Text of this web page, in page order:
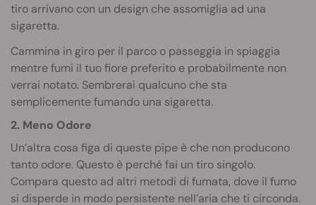
tiro arrivano con un design che assomiglia ad una
sigaretta.
Cammina in giro per il parco o passeggia in spiaggia
mentre fumi il tuo fiore preferito e probabilmente non
verrai notato. Sembrerai qualcuno che sta
semplicemente fumando una sigaretta.
2. Meno Odore
Un’altra cosa figa di queste pipe è che non producono
tanto odore. Questo è perché fai un tiro singolo.
Compara questo ad altri metodi di fumata, dove il fumo
si disperde in modo persistente nell’aria che ti circonda.